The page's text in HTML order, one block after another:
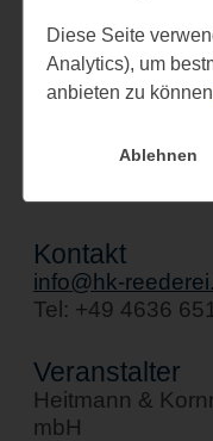
24977 Langballig
Kontakt
info@hk-
Tel: +49 4636
Veranstalter
Heitmann &
mbH
Diese Seite
Analytics), um
anbieten zu
Ablehnen